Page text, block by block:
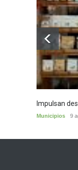
Impulsan
Municipios 9